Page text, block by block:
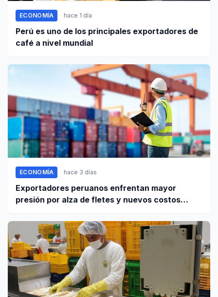
ECONOMÍA hace 1 día
Perú es uno de los principales exportadores de
café a nivel mundial
ECONOMÍA hace 3 días
Exportadores peruanos enfrentan mayor
presión por alza de fletes y nuevos costos